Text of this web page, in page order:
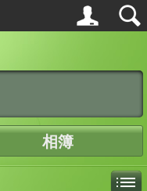
相簿